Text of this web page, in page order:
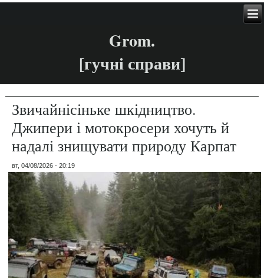
Grom.
[гучні справи]
Звичайнісіньке шкідництво.
Джипери і мотокросери хочуть й
надалі знищувати природу Карпат
вт, 04/08/2026 - 20:19